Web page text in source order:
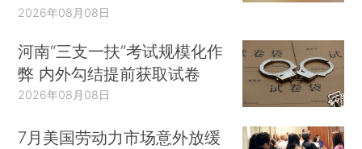
2026年08月08日
河南“三支一扶”考试规模化作
弊 内外勾结提前获取试卷
2026年08月08日
7月美国劳动力市场意外放缓